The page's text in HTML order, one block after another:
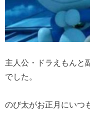
主人公・ドラえもんと
でした。
のび太がお正月にいつ